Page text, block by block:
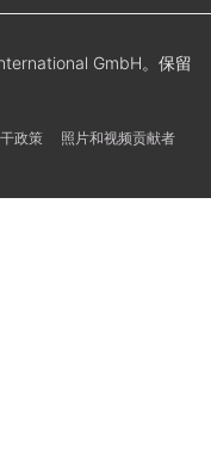
GmbH。保留
政策 照片和视频贡献者